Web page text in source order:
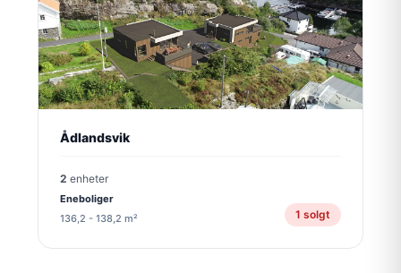
Ådlandsvik
2 enheter
Eneboliger
136,2 - 138,2 m²
1 solgt